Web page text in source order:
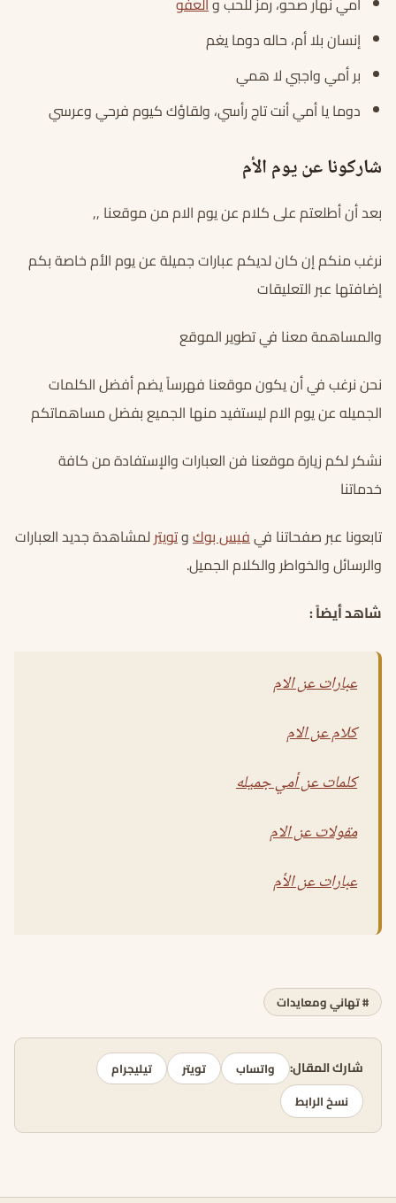
إنسان بلا أم، حاله دوما يغم
بر أمي واجبي لا همي
دوما يا أمي أنت تاج رأسي، ولقاؤك كيوم فرحي وعرسي
شاركونا عن يوم الأم
بعد أن أطلعتم على كلام عن يوم الام من موقعنا ,,
نرغب منكم إن كان لديكم عبارات جميلة عن يوم الأم خاصة بكم
إضافتها عبر التعليقات
والمساهمة معنا في تطوير الموقع
نحن نرغب في أن يكون موقعنا فهرساً يضم أفضل الكلمات
الجميله عن يوم الام ليستفيد منها الجميع بفضل مساهماتكم
نشكر لكم زيارة موقعنا فن العبارات والإستفادة من كافة
خدماتنا
تابعونا عبر صفحاتنا فيفيس بوكوتويترلمشاهدة جديد العبارات
والرسائل والخواطر والكلام الجميل.
شاهد أيضاً :
عبارات عن الام
كلام عن الام
كلمات عن أمي جميله
مقولات عن الام
عبارات عن الأم
# تهاني ومعايدات
شارك المقال: واتساب تويتر
تيليجرام
نسخ الرابط